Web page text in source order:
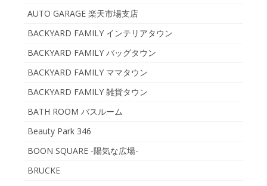
AUTO GARAGE 楽天市場支店
BACKYARD FAMILY インテリアタウン
BACKYARD FAMILY バッグタウン
BACKYARD FAMILY ママタウン
BACKYARD FAMILY 雑貨タウン
BATH ROOM バスルーム
Beauty Park 346
BOON SQUARE -陽気な広場-
BRUCKE